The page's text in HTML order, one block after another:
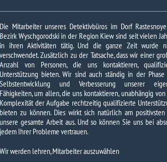
Die Mitarbeiter unseres Detektivbüros im Dorf
Bezirk Wyschgorodski in der Region Kiew sind seit vielen
in ihren Aktivitäten tätig. Und die ganze Zeit wurde
verschwendet. Zusätzlich zu der Tatsache, dass wir einer
Anzahl von Personen, die uns kontaktieren,
Unterstützung bieten. Wir sind auch ständig in der
Selbstentwicklung und Verbesserung unserer
Fähigkeiten, um allen, die uns kontaktieren, unabhängig
Komplexität der Aufgabe rechtzeitig qualifizierte
bieten zu können. Dies wirkt sich natürlich am
unsere gesamte Arbeit aus. Und so können Sie uns bei
jedem Ihrer Probleme vertrauen.
Wir werden lehren, Mitarbeiter auszuwählen